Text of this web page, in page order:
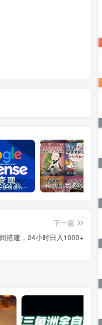
Google AdSense 新手接入教程：虎哥手把手教你用网站赚取美元收入
下一篇
搭建，24小时日入1000+